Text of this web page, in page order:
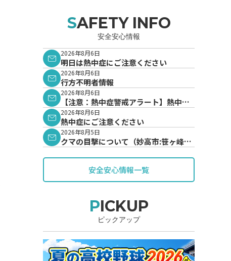
SAFETY INFO
安全安心情報
2026年8月6日
明日は熱中症にご注意ください
2026年8月6日
行方不明者情報
2026年8月6日
【注意：熱中症警戒アラート】熱中症
警戒アラートが発表されています。
2026年8月6日
熱中症にご注意ください
2026年8月5日
クマの目撃について（妙高市:笹ヶ峰地
安全安心情報一覧
PICKUP
ピックアップ